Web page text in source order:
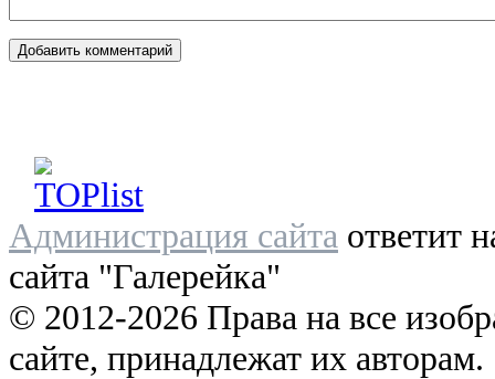
Администрация сайта ответит
сайта "Галерейка"
© 2012-2026 Права на все
сайте, принадлежат их авторам.